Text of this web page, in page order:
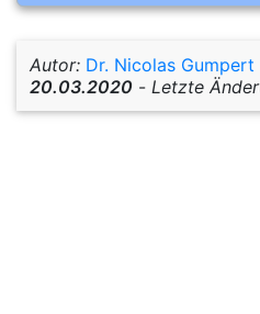
Autor: Dr. Nicolas Gumpert
20.03.2020 - Letzte